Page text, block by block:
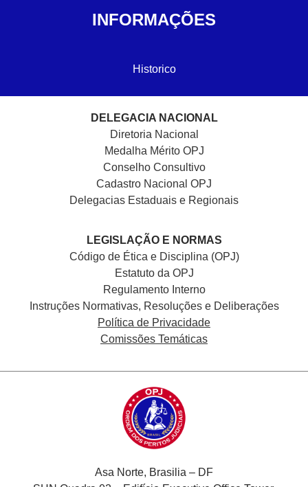
INFORMAÇÕES
Historico
DELEGACIA NACIONAL
Diretoria Nacional
Medalha Mérito OPJ
Conselho Consultivo
Cadastro Nacional OPJ
Delegacias Estaduais e Regionais
LEGISLAÇÃO E NORMAS
Código de Ética e Disciplina (OPJ)
Estatuto da OPJ
Regulamento Interno
Instruções Normativas, Resoluções e Deliberações
Política de Privacidade
Comissões Temáticas
Asa Norte, Brasilia – DF